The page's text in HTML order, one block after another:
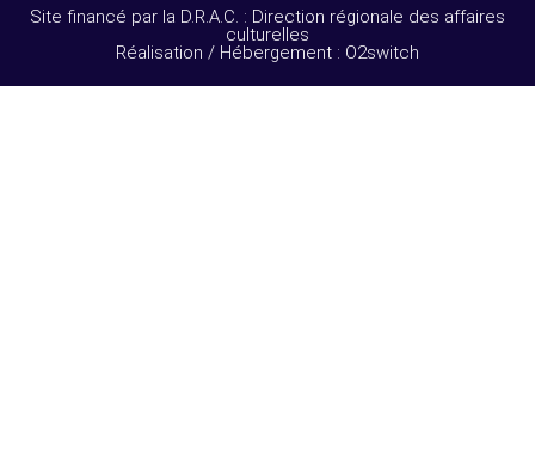
Site financé par la D.R.A.C. : Direction régionale des affaires
culturelles
Réalisation / Hébergement : O2switch